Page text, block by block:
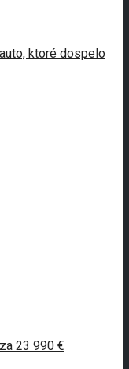
ktoré dospelo
23 990 €